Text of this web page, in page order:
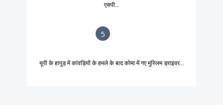
एसपी...
5
यूपी के हापुड़ में कांवड़ियों के हमले के बाद कोमा में गए मुस्लिम ड्राइवर...